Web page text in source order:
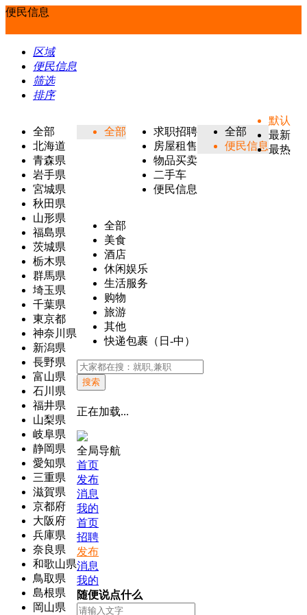
便民信息
区域
便民信息
筛选
排序
全部
北海道
青森県
岩手県
宮城県
秋田県
山形県
福島県
茨城県
栃木県
群馬県
埼玉県
千葉県
東京都
神奈川県
新潟県
長野県
富山県
石川県
福井県
山梨県
岐阜県
静岡県
愛知県
三重県
滋賀県
京都府
大阪府
兵庫県
奈良県
和歌山県
鳥取県
島根県
岡山県
全部
求职招聘
房屋租售
物品买卖
二手车
便民信息
全部
便民信息
全部
美食
酒店
休闲娱乐
生活服务
购物
旅游
其他
快递包裹（日-中）
默认
最新
最热
搜索
正在加载...
全局导航
首页
发布
消息
我的
首页
招聘
发布
消息
我的
随便说点什么